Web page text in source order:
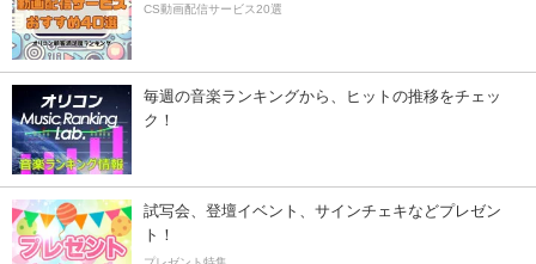
CS動画配信サービス20選
毎週の音楽ランキングから、ヒットの推移をチェッ
ク！
試写会、登壇イベント、サインチェキなどプレゼン
ト！